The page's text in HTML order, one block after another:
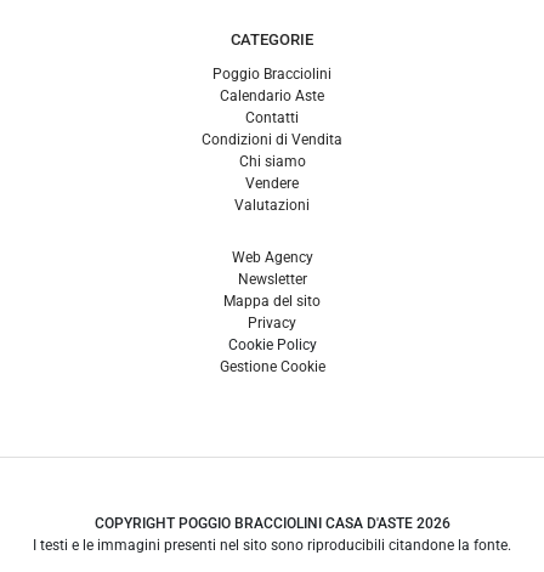
CATEGORIE
Poggio Bracciolini
Calendario Aste
Contatti
Condizioni di Vendita
Chi siamo
Vendere
Valutazioni
Web Agency
Newsletter
Mappa del sito
Privacy
Cookie Policy
Gestione Cookie
COPYRIGHT POGGIO BRACCIOLINI CASA D'ASTE 2026
I testi e le immagini presenti nel sito sono riproducibili citandone la fonte.